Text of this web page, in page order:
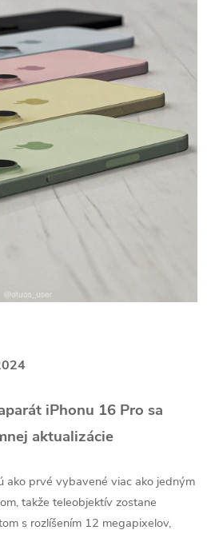
iPhonu 16 Pro sa
aktualizácie
ako prvé vybavené viac ako jedným
takže teleobjektív zostane
s rozlíšením 12 megapixelov,